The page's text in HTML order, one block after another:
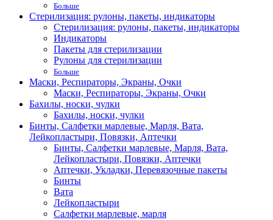
Больше
Стерилизация: рулоны, пакеты, индикаторы
Стерилизация: рулоны, пакеты, индикаторы
Индикаторы
Пакеты для стерилизации
Рулоны для стерилизации
Больше
Маски, Респираторы, Экраны, Очки
Маски, Респираторы, Экраны, Очки
Бахилы, носки, чулки
Бахилы, носки, чулки
Бинты, Салфетки марлевые, Марля, Вата,
Лейкопластыри, Повязки, Аптечки
Бинты, Салфетки марлевые, Марля, Вата,
Лейкопластыри, Повязки, Аптечки
Аптечки, Укладки, Перевязочные пакеты
Бинты
Вата
Лейкопластыри
Салфетки марлевые, марля